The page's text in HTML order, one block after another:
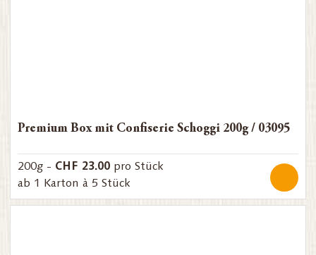
Premium Box mit Confiserie Schoggi 200g / 03095
200g - CHF 23.00 pro Stück
ab 1 Karton à 5 Stück